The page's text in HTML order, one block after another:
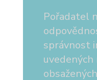
Pořadatel
správnost
uvedených